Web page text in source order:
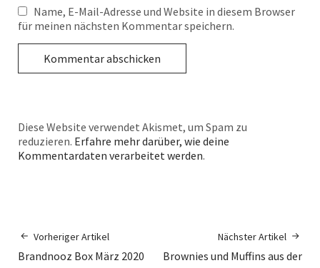
Name, E-Mail-Adresse und Website in diesem Browser
für meinen nächsten Kommentar speichern.
Diese Website verwendet Akismet, um Spam zu
reduzieren. Erfahre mehr darüber, wie deine
Kommentardaten verarbeitet werden.
Vorheriger Artikel
Brandnooz Box März 2020
Nächster Artikel
Brownies und Muffins aus der